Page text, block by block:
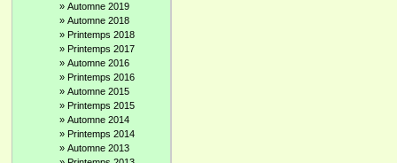
» Automne 2019
» Automne 2018
» Printemps 2018
» Printemps 2017
» Automne 2016
» Printemps 2016
» Automne 2015
» Printemps 2015
» Automne 2014
» Printemps 2014
» Automne 2013